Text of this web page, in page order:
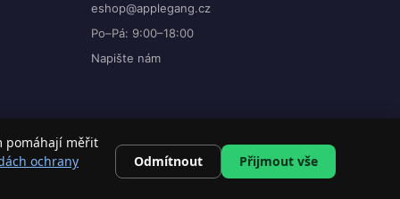
DO KOŠÍKU
eshop@applegang.cz
Po–Pá: 9:00–18:00
Napište nám
pomáhají měřit
ochrany
Odmítnout Přijmout vše